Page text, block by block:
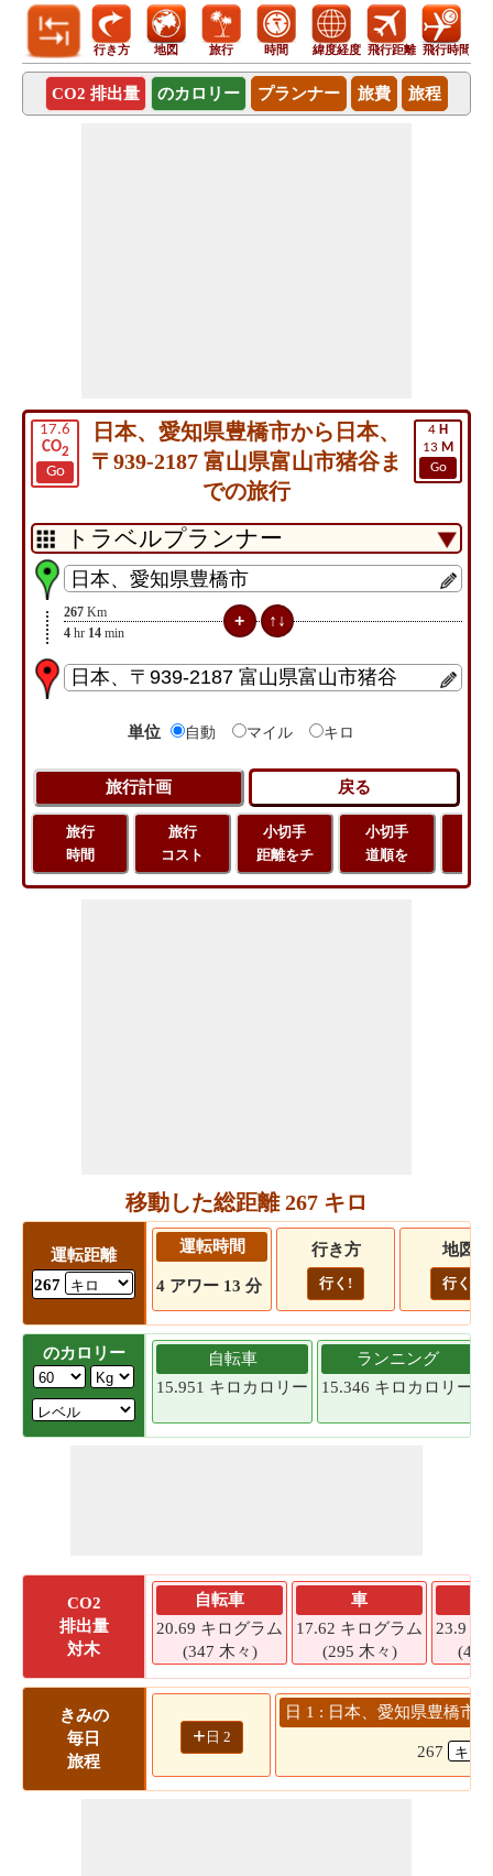
行き方 地図 旅行 時間 緯度経度 飛行距離 飛行時間
CO2 排出量 のカロリー プランナー 旅費 旅程
17.6
CO2
Go
4 H
13 M
Go
日本、愛知県豊橋市から日本、
〒939-2187 富山県富山市猪谷ま
での旅行
267 Km
4 hr 14 min
単位 自動 マイル キロ
旅行
時間
旅行
コスト
小切手
距離をチ
小切手
道順を
移動した総距離 267 キロ
運転距離
267
運転時間
4 アワー 13 分
行き方
行く!
地図
行く!
のカロリー
自転車
15.951 キロカロリー
ランニング
15.346 キロカロリー
CO2
排出量
対木
自転車
20.69 キログラム
(347 木々)
車
17.62 キログラム
(295 木々)
23.9 キ
きみの
毎日
旅程
+ 日 2
日 1 : 日本、愛知県豊橋市
267